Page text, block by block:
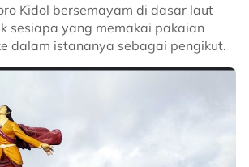
Kidol bersemayam di dasar laut
sesiapa yang memakai pakaian
dalam istananya sebagai pengikut.